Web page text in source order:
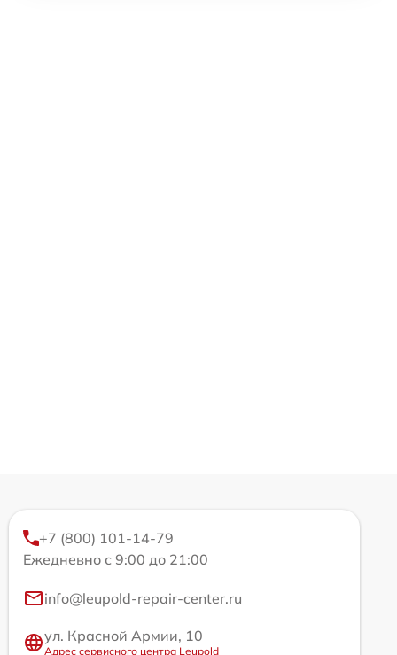
+7 (800) 101-14-79
Ежедневно с 9:00 до 21:00
info@leupold-repair-center.ru
ул. Красной Армии, 10
Адрес сервисного центра Leupold